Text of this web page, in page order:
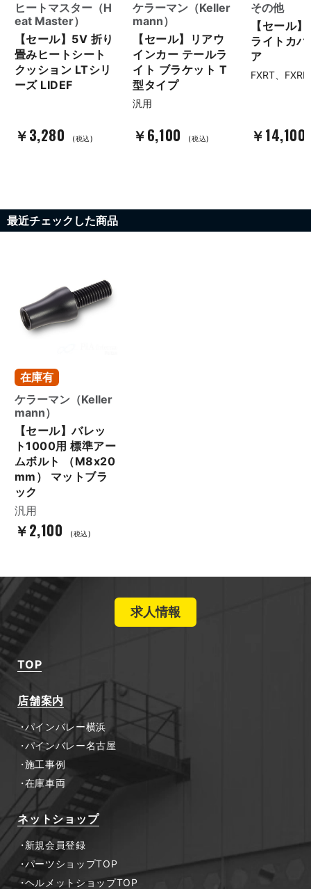
ヒートマスター（H
eat Master）
【セール】5V 折り
畳みヒートシート
クッション LTシリ
ーズ LIDEF
￥3,280 (税込)
ケラーマン（Keller
mann）
【セール】リアウ
インカー テールラ
イト ブラケット T
型タイプ
汎用
￥6,100 (税込)
その他
【セール
ライトカ
ア
FXRT、
￥14,100
最近チェックした商品
在庫有
ケラーマン（Keller
mann）
【セール】バレッ
ト1000用 標準アー
ムボルト （M8x20
mm） マットブラ
ック
汎用
￥2,100 (税込)
求人情報
TOP
店舗案内
パインバレー横浜
パインバレー名古屋
施工事例
在庫車両
ネットショップ
新規会員登録
パーツショップTOP
ヘルメットショップTOP